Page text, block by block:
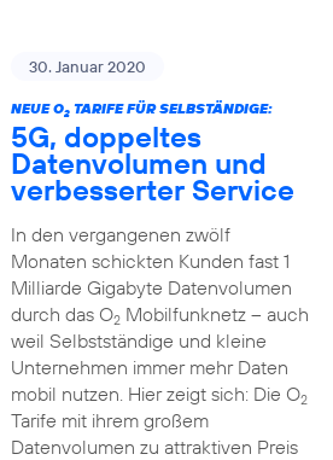
30. Januar 2020
NEUE O2TARIFE FÜR SELBSTÄNDIGE:
5G, doppeltes
Datenvolumen und
verbesserter Service
In den vergangenen zwölf
Monaten schickten Kunden fast 1
Milliarde Gigabyte Datenvolumen
durch das O2Mobilfunknetz – auch
weil Selbstständige und kleine
Unternehmen immer mehr Daten
mobil nutzen. Hier zeigt sich: Die O2
Tarife mit ihrem großem
Datenvolumen zu attraktiven Preis